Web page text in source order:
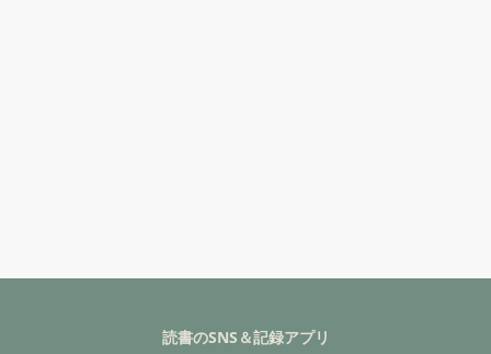
読書のSNS＆記録アプリ